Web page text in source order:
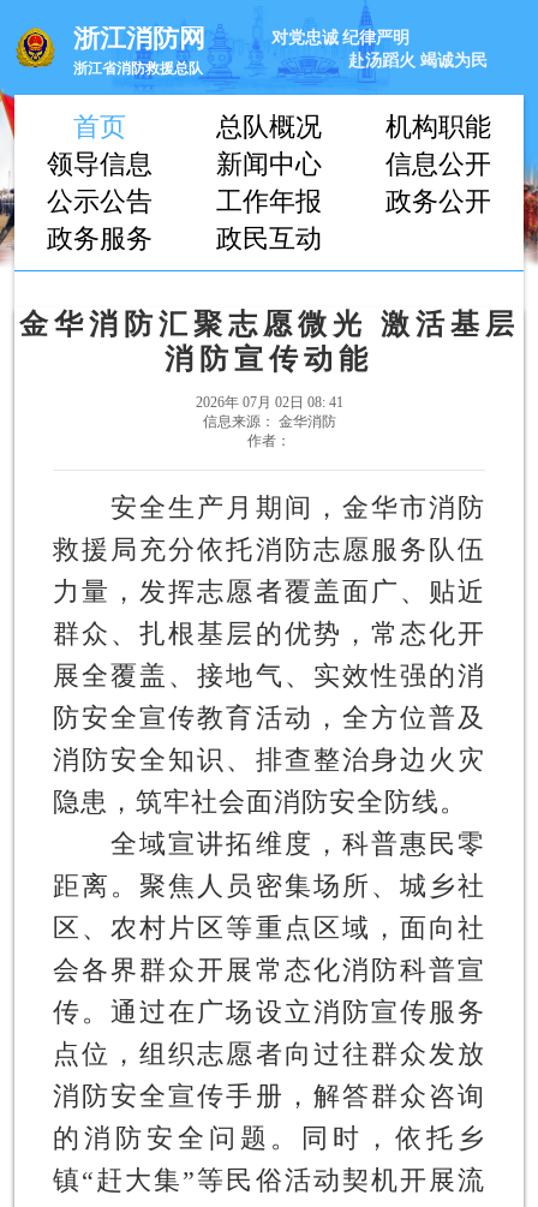
浙江消防网
浙江省消防救援总队
对党忠诚 纪律严明
赴汤蹈火 竭诚为民
首页 总队概况
机构职能
领导信息
新闻中心
信息公开
公示公告
工作年报
政务公开
政务服务
政民互动
金华消防汇聚志愿微光 激活基层
消防宣传动能
2026年 07月 02日 08: 41
信息来源： 金华消防
作者：
安全生产月期间，金华市消防
救援局充分依托消防志愿服务队伍
力量，发挥志愿者覆盖面广、贴近
群众、扎根基层的优势，常态化开
展全覆盖、接地气、实效性强的消
防安全宣传教育活动，全方位普及
消防安全知识、排查整治身边火灾
隐患，筑牢社会面消防安全防线。
全域宣讲拓维度，科普惠民零
距离。 聚焦人员密集场所、城乡社
区、农村片区等重点区域，面向社
会各界群众开展常态化消防科普宣
传。通过在广场设立消防宣传服务
点位，组织志愿者向过往群众发放
消防安全宣传手册，解答群众咨询
的消防安全问题。同时，依托乡
镇“赶大集”等民俗活动契机开展流